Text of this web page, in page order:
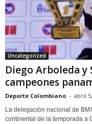
Uncategorized
Diego Arboleda y
campeones
Deporte Colombiano - abril
La delegación nacional de
continental de la temporada a